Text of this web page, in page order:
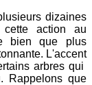
dizaines
action au
bien que plus
L'accent
arbres qui
Rappelons que